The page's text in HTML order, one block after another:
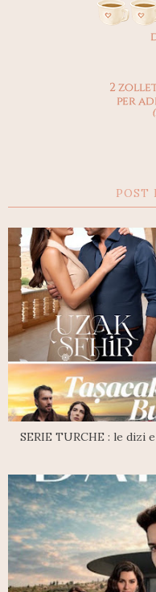
POST
SERIE TURCHE : le dizi